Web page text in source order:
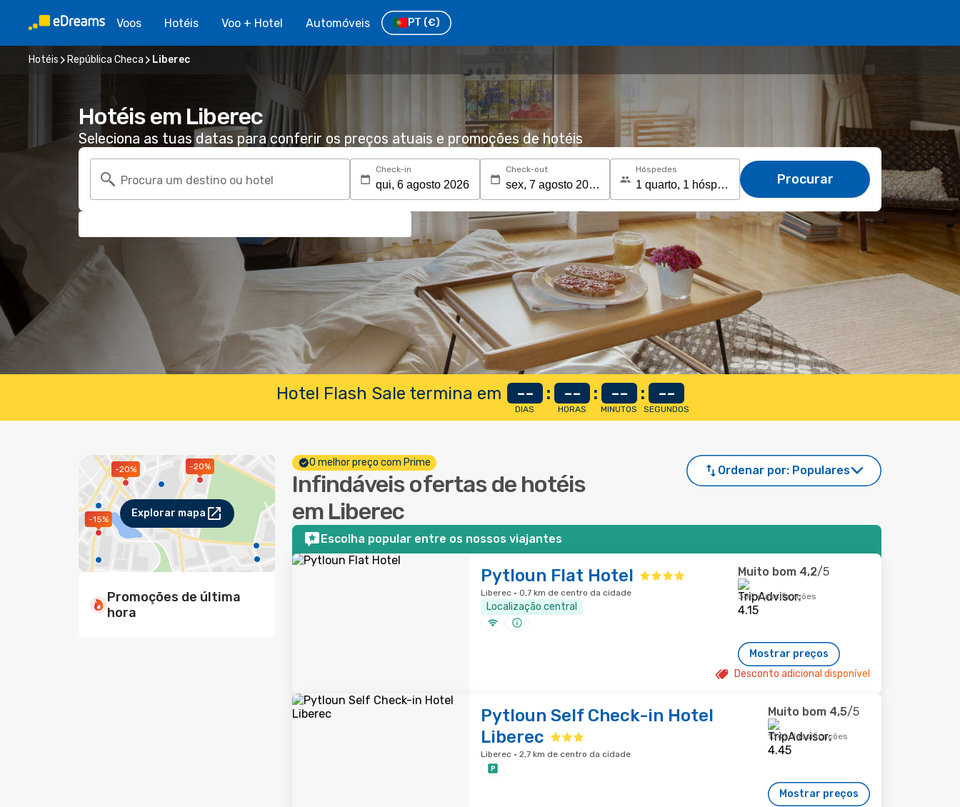
Voos Hotéis Voo + Hotel Automóveis PT (€)
Hotéis República Checa Liberec
Hotéis em Liberec
Seleciona as tuas datas para conferir os preços atuais e promoções de hotéis
Procura um destino ou hotel
Check-in Check-out Hóspedes
Procurar
Hotel Flash Sale termina em --
DIAS
: --
HORAS
: --
MINUTOS
: --
SEGUNDOS
-20%
-20%
-15%
Explorar mapa
Promoções de última
hora
O melhor preço com Prime
Infindáveis ofertas de hotéis
em Liberec
Ordenar por: Populares
Escolha popular entre os nossos viajantes
Pytloun Flat Hotel
Liberec · 0,7 km de centro da cidade
Localização central
Muito bom 4,2/5
389 classificações
Mostrar preços
Desconto adicional disponível
Pytloun Self Check-in Hotel
Liberec
Liberec · 2,7 km de centro da cidade
Muito bom 4,5/5
1341 classificações
Mostrar preços